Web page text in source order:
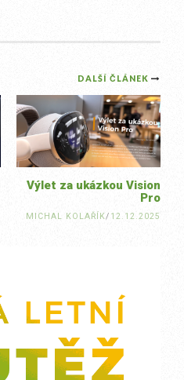
DALŠÍ ČLÁNEK
Výlet za ukázkou Vision
Pro
MICHAL KOLAŘÍK/ 12.12.2025